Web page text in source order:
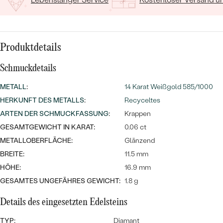
Meistverkaufte
Eheringe
ANSCHAUEN
PLATIN
SILBER
SCHMUCK MIT LAB GROWN
PERLENSCHMUCK
NACH STYL
PERSONALISIERT
SYMBOLISCH
MINIMALISTISCH
NACH ANLASS
LUXURIÖSE
LUXURIÖSE
Produktdetails
Schmuckdetails
METALL:
14 Karat Weißgold 585/1000
HERKUNFT DES METALLS:
Recyceltes
ARTEN DER SCHMUCKFASSUNG:
Krappen
GESAMTGEWICHT IN KARAT:
0.06 ct
METALLOBERFLÄCHE:
Glänzend
BREITE:
11.5 mm
HÖHE:
16.9 mm
GESAMTES UNGEFÄHRES GEWICHT: 1.8 g
Details des eingesetzten Edelsteins
TYP:
Diamant